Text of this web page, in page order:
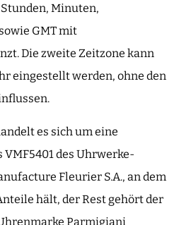
Minuten,
GMT mit
Die zweite Zeitzone kann
eingestellt werden, ohne den
es sich um eine
des Uhrwerke-
Fleurier S.A., an dem
hält, der Rest gehört der
Parmigiani